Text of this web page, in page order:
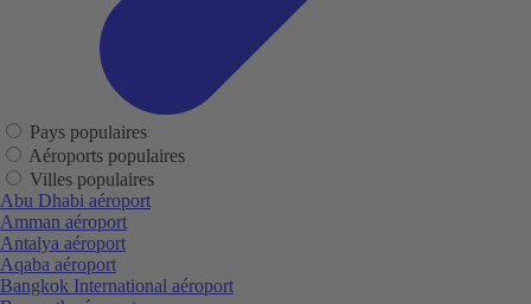
Pays populaires
Aéroports populaires
Villes populaires
Abu Dhabi aéroport
Amman aéroport
Antalya aéroport
Aqaba aéroport
Bangkok International aéroport